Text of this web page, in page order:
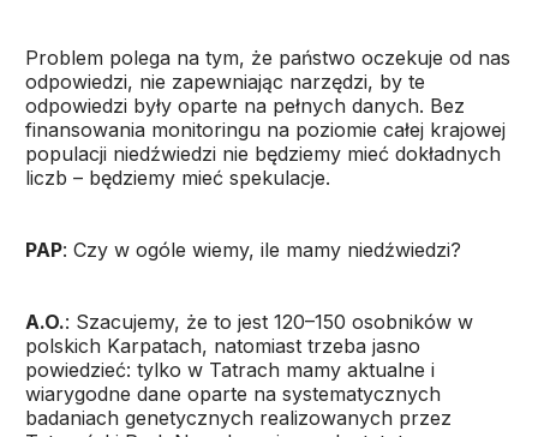
Problem polega na tym, że państwo oczekuje od nas
odpowiedzi, nie zapewniając narzędzi, by te
odpowiedzi były oparte na pełnych danych. Bez
finansowania monitoringu na poziomie całej krajowej
populacji niedźwiedzi nie będziemy mieć dokładnych
liczb – będziemy mieć spekulacje.
PAP: Czy w ogóle wiemy, ile mamy niedźwiedzi?
A.O.: Szacujemy, że to jest 120–150 osobników w
polskich Karpatach, natomiast trzeba jasno
powiedzieć: tylko w Tatrach mamy aktualne i
wiarygodne dane oparte na systematycznych
badaniach genetycznych realizowanych przez